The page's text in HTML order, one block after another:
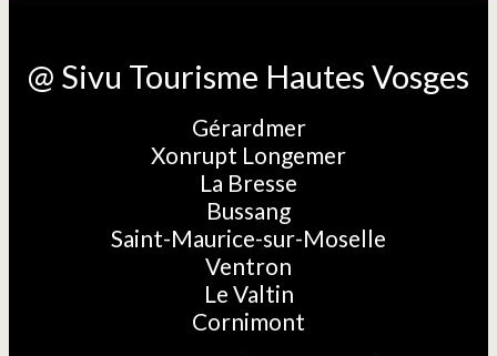
@ Sivu Tourisme Hautes Vosges
Gérardmer
Xonrupt Longemer
La Bresse
Bussang
Saint-Maurice-sur-Moselle
Ventron
Le Valtin
Cornimont